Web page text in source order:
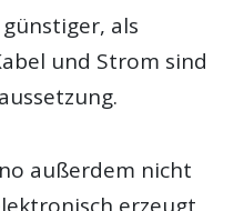
als
und Strom sind
außerdem nicht